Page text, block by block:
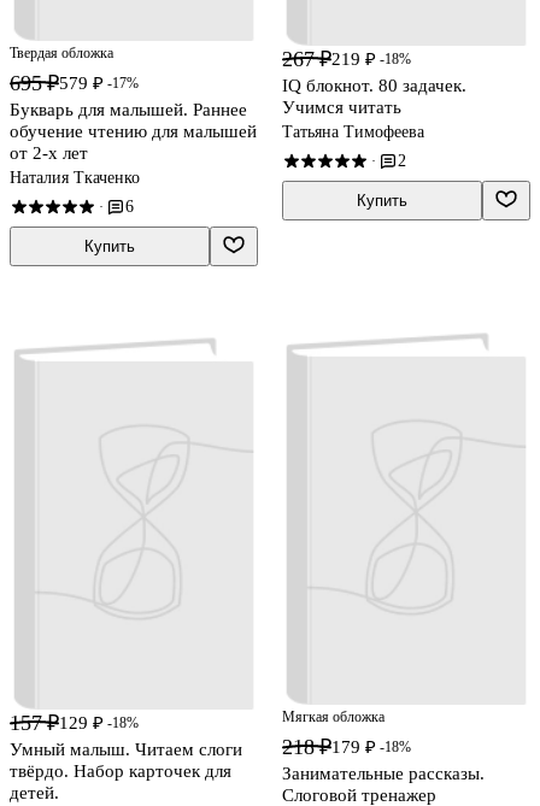
Твердая обложка
695 ₽579 ₽ -17%
Букварь для малышей. Раннее
обучение чтению для малышей
от 2-х лет
Наталия Ткаченко
· 6
Купить
267 ₽219 ₽ -18%
IQ блокнот. 80 задачек.
Учимся читать
Татьяна Тимофеева
· 2
Купить
157 ₽129 ₽ -18%
Умный малыш. Читаем слоги
твёрдо. Набор карточек для
детей.
Мягкая обложка
218 ₽179 ₽ -18%
Занимательные рассказы.
Слоговой тренажер